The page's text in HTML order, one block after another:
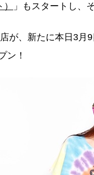
」もスタートし、
が、新たに本日3月
ン！